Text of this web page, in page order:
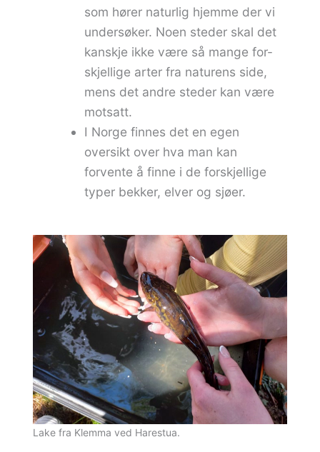
som hører naturlig hjemme der vi
undersøker. Noen steder skal det
kanskje ikke være så mange for-
skjellige arter fra naturens side,
mens det andre steder kan være
motsatt.
I Norge finnes det en egen
oversikt over hva man kan
forvente å finne i de forskjellige
typer bekker, elver og sjøer.
Lake fra Klemma ved Harestua.